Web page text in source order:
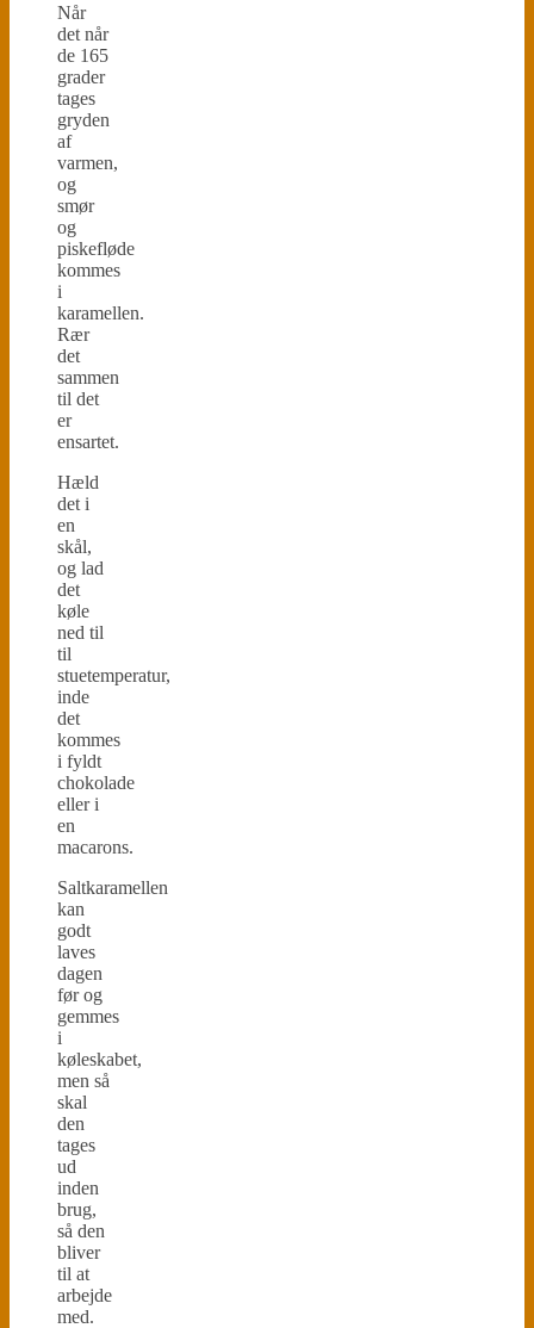
Når
det når
de 165
grader
tages
gryden
af
varmen,
og
smør
og
piskefløde
kommes
i
karamellen.
Rær
det
sammen
til det
er
ensartet.
Hæld
det i
en
skål,
og lad
det
køle
ned til
til
stuetemperatur,
inde
det
kommes
i fyldt
chokolade
eller i
en
macarons.
Saltkaramellen
kan
godt
laves
dagen
før og
gemmes
i
køleskabet,
men så
skal
den
tages
ud
inden
brug,
så den
bliver
til at
arbejde
med.